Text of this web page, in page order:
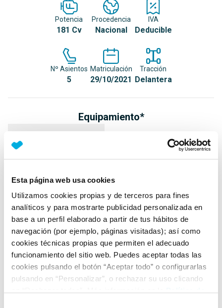
Esta página web usa cookies
Utilizamos cookies propias y de terceros para fines
analíticos y para mostrarte publicidad personalizada en
base a un perfil elaborado a partir de tus hábitos de
navegación (por ejemplo, páginas visitadas); así como
cookies técnicas propias que permiten el adecuado
funcionamiento del sitio web. Puedes aceptar todas las
cookies pulsando el botón “Aceptar todo” o configurarlas
pulsando en “Personalizar”, o rechazar su uso clicando
Potencia
181 Cv
Procedencia
Nacional
IVA
Deducible
Nº Asientos
5
Matriculación
29/10/2021
Tracción
Delantera
Equipamiento*
Detalles destacados
Mirror Screen: proyección del smartphone en pantalla
Android Auto)
Faros delanteros EcoLED
Luz diurna LED
+ Ver todos
Ficha técnica
Exterior